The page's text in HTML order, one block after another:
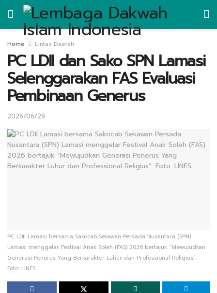
Home Lintas Daerah
PC LDII dan Sako SPN Lamasi
Selenggarakan FAS Evaluasi
Pembinaan Generus
2026/06/29
PC LDII Lamasi bersama Sakocab Sekawan Persada Nusantara (SPN)
Lamasi menggelar Festival Anak Soleh (FAS) 2026 bertajuk “Mewujudkan
Generasi Penerus Yang Berkarakter Luhur dan Professional Religius”.
Foto: LINES